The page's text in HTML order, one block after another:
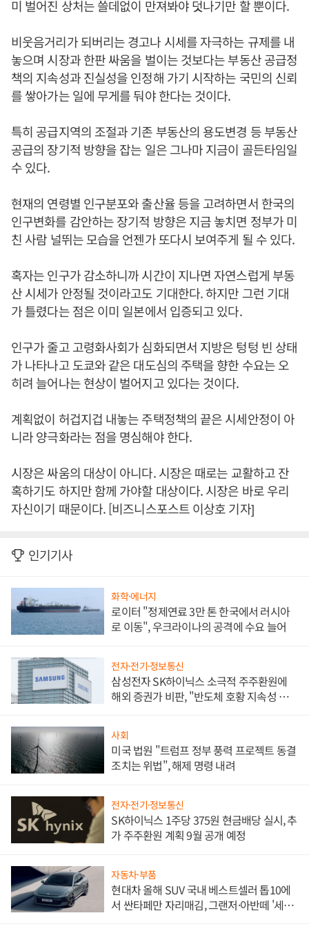
미 벌어진 상처는 쓸데없이 만져봐야 덧나기만 할 뿐이다.
비웃음거리가 되버리는 경고나 시세를 자극하는 규제를 내
놓으며 시장과 한판 싸움을 벌이는 것보다는 부동산 공급정
책의 지속성과 진실성을 인정해 가기 시작하는 국민의 신뢰
를 쌓아가는 일에 무게를 둬야 한다는 것이다.
특히 공급지역의 조절과 기존 부동산의 용도변경 등 부동산
공급의 장기적 방향을 잡는 일은 그나마 지금이 골든타임일
수 있다.
현재의 연령별 인구분포와 출산율 등을 고려하면서 한국의
인구변화를 감안하는 장기적 방향은 지금 놓치면 정부가 미
친 사람 널뛰는 모습을 언젠가 또다시 보여주게 될 수 있다.
혹자는 인구가 감소하니까 시간이 지나면 자연스럽게 부동
산 시세가 안정될 것이라고도 기대한다. 하지만 그런 기대
가 틀렸다는 점은 이미 일본에서 입증되고 있다.
인구가 줄고 고령화사회가 심화되면서 지방은 텅텅 빈 상태
가 나타나고 도쿄와 같은 대도심의 주택을 향한 수요는 오
히려 늘어나는 현상이 벌어지고 있다는 것이다.
계획없이 허겁지겁 내놓는 주택정책의 끝은 시세안정이 아
니라 양극화라는 점을 명심해야 한다.
시장은 싸움의 대상이 아니다. 시장은 때로는 교활하고 잔
혹하기도 하지만 함께 가야할 대상이다. 시장은 바로 우리
자신이기 때문이다. [비즈니스포스트 이상호 기자]
인기기사
화학·에너지
로이터 "정제연료 3만 톤 한국에서 러시아
로 이동", 우크라이나의 공격에 수요 늘어
전자·전기·정보통신
삼성전자 SK하이닉스 소극적 주주환원에
해외 증권가 비판, "반도체 호황 지속성 의
사회
미국 법원 "트럼프 정부 풍력 프로젝트 동결
조치는 위법", 해제 명령 내려
전자·전기·정보통신
SK하이닉스 1주당 375원 현금배당 실시, 추
가 주주환원 계획 9월 공개 예정
자동차·부품
현대차 올해 SUV 국내 베스트셀러 톱10에
서 싼타페만 자리매김, 그랜저·아반떼 '세단